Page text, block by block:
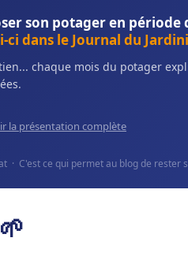
son potager en période
dans le Journal du
chaque mois du potager
la présentation complète
· C'est ce qui permet au blog de rester